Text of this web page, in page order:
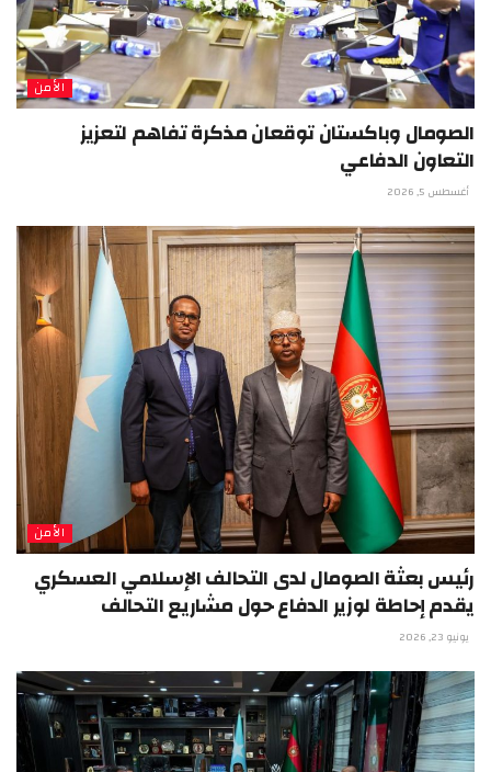
الأمن
الصومال وباكستان توقعان مذكرة تفاهم لتعزيز
التعاون الدفاعي
أغسطس 5, 2026
الأمن
رئيس بعثة الصومال لدى التحالف الإسلامي العسكري
يقدم إحاطة لوزير الدفاع حول مشاريع التحالف
يونيو 23, 2026